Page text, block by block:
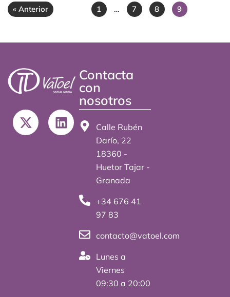
« Anterior 1 … 7 8 9
X
-
L
i
Contacta
con
nosotros
Calle Rubén
Darío, 22
18360 -
Huetor Tajar -
Granada
+34 676 41
97 83
contacto@vatoel.com
Lunes a
Viernes
09:30 a 20:00